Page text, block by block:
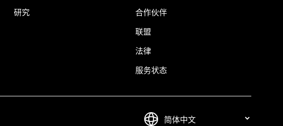
研究
合作伙伴
联盟
法律
服务状态